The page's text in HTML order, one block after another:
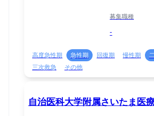
募集職種
-
高度急性期 急性期 回復期 慢性期
三次救急
その他
自治医科大学附属さいたま医